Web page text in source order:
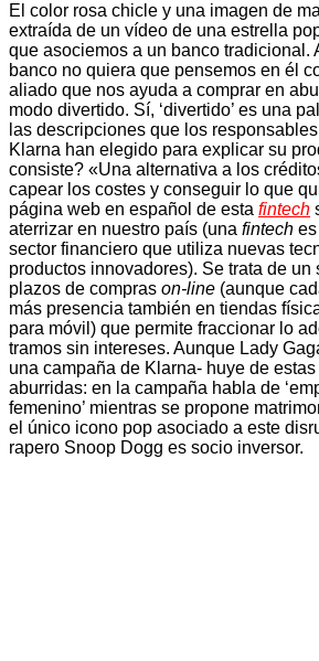
El color rosa chicle y una imagen de
extraída de un vídeo de una estrella
que asociemos a un banco tradicional.
banco no quiera que pensemos en él
aliado que nos ayuda a comprar en
modo divertido. Sí, ‘divertido’ es una
las descripciones que los
Klarna han elegido para explicar su
consiste? «Una alternativa a los
capear los costes y conseguir lo que
página web en español de esta fintech
aterrizar en nuestro país (una fintech
sector financiero que utiliza nuevas
productos innovadores). Se trata de un
plazos de compras on-line (aunque
más presencia también en tiendas
para móvil) que permite fraccionar lo
tramos sin intereses. Aunque Lady
una campaña de Klarna- huye de
aburridas: en la campaña habla de
femenino’ mientras se propone
el único icono pop asociado a este
rapero Snoop Dogg es socio inversor.